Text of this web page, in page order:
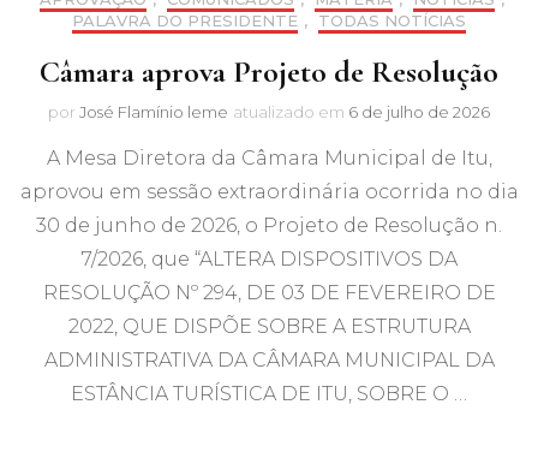
PALAVRA DO PRESIDENTE , TODAS NOTÍCIAS
Câmara aprova Projeto de Resolução
por José Flamínio leme atualizado em 6 de julho de 2026
A Mesa Diretora da Câmara Municipal de Itu,
aprovou em sessão extraordinária ocorrida no dia
30 de junho de 2026, o Projeto de Resolução n.
7/2026, que “ALTERA DISPOSITIVOS DA
RESOLUÇÃO Nº 294, DE 03 DE FEVEREIRO DE
2022, QUE DISPÕE SOBRE A ESTRUTURA
ADMINISTRATIVA DA CÂMARA MUNICIPAL DA
ESTÂNCIA TURÍSTICA DE ITU, SOBRE O …